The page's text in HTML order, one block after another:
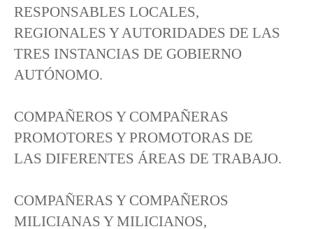
RESPONSABLES LOCALES,
REGIONALES Y AUTORIDADES DE LAS
TRES INSTANCIAS DE GOBIERNO
AUTÓNOMO.
COMPAÑEROS Y COMPAÑERAS
PROMOTORES Y PROMOTORAS DE
LAS DIFERENTES ÁREAS DE TRABAJO.
COMPAÑERAS Y COMPAÑEROS
MILICIANAS Y MILICIANOS,